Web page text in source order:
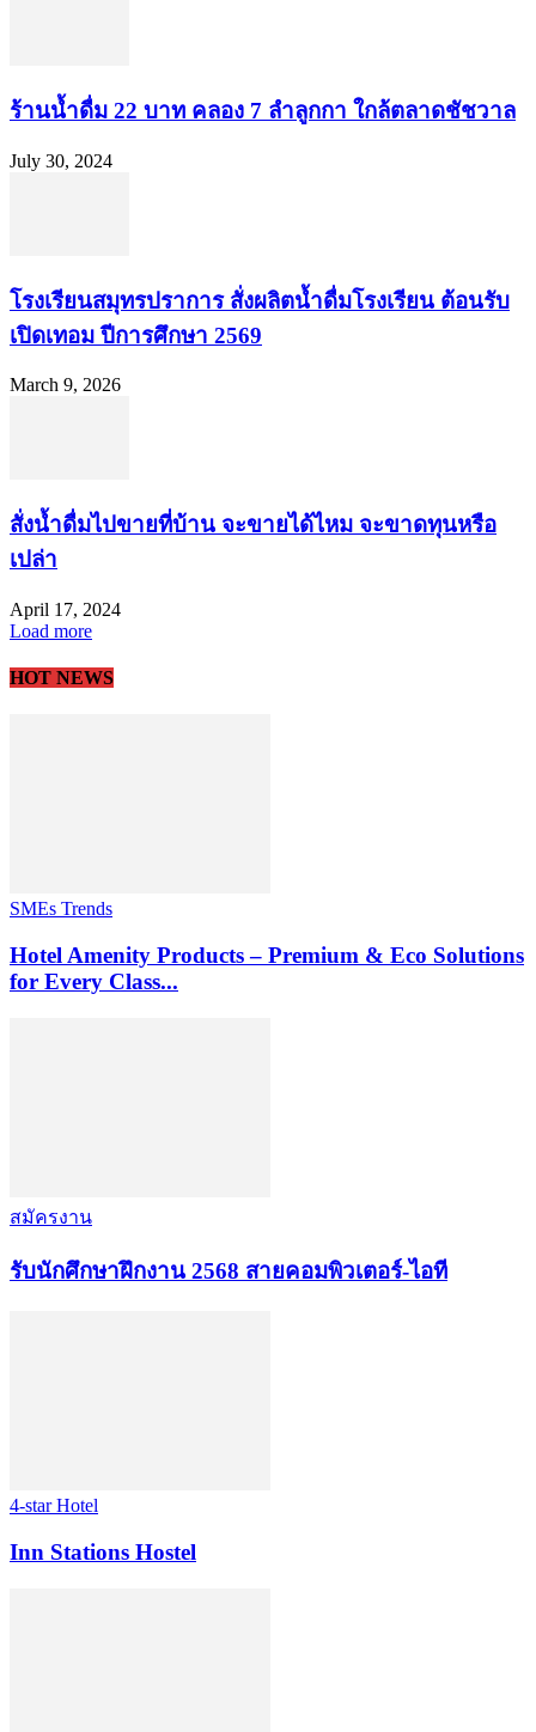
ร้านน้ำดื่ม 22 บาท คลอง 7 ลำลูกกา ใกล้ตลาดชัชวาล
July 30, 2024
โรงเรียนสมุทรปราการ สั่งผลิตน้ำดื่มโรงเรียน ต้อนรับ
เปิดเทอม ปีการศึกษา 2569
March 9, 2026
สั่งน้ำดื่มไปขายที่บ้าน จะขายได้ไหม จะขาดทุนหรือ
เปล่า
April 17, 2024
Load more
HOT NEWS
SMEs Trends
Hotel Amenity Products – Premium & Eco Solutions
for Every Class...
สมัครงาน
รับนักศึกษาฝึกงาน 2568 สายคอมพิวเตอร์-ไอที
4-star Hotel
Inn Stations Hostel